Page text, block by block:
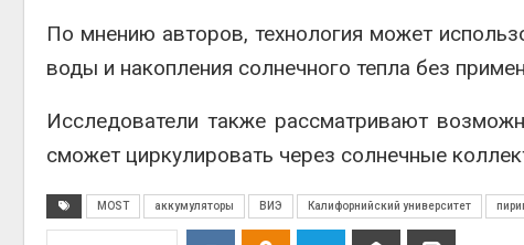
По мнению авторов, технология может
воды и накопления солнечного тепла без
Исследователи также рассматривают
сможет циркулировать через солнечные
MOST аккумуляторы ВИЭ Калифорнийский университет